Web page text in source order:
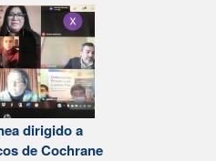
dirigido a
de Cochrane